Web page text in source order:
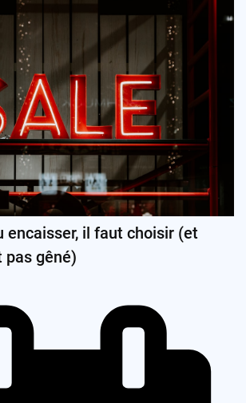
encaisser, il faut choisir (et
pas gêné)